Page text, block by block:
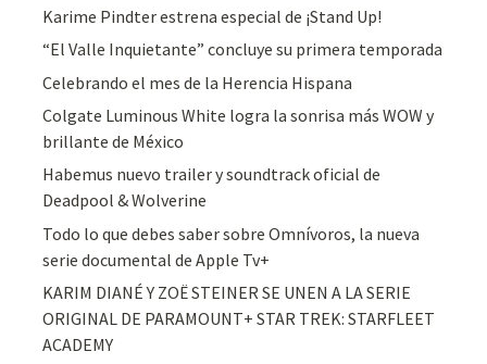
Karime Pindter estrena especial de ¡Stand Up!
“El Valle Inquietante” concluye su primera temporada
Celebrando el mes de la Herencia Hispana
Colgate Luminous White logra la sonrisa más WOW y
brillante de México
Habemus nuevo trailer y soundtrack oficial de
Deadpool & Wolverine
Todo lo que debes saber sobre Omnívoros, la nueva
serie documental de Apple Tv+
KARIM DIANÉ Y ZOË STEINER SE UNEN A LA SERIE
ORIGINAL DE PARAMOUNT+ STAR TREK: STARFLEET
ACADEMY